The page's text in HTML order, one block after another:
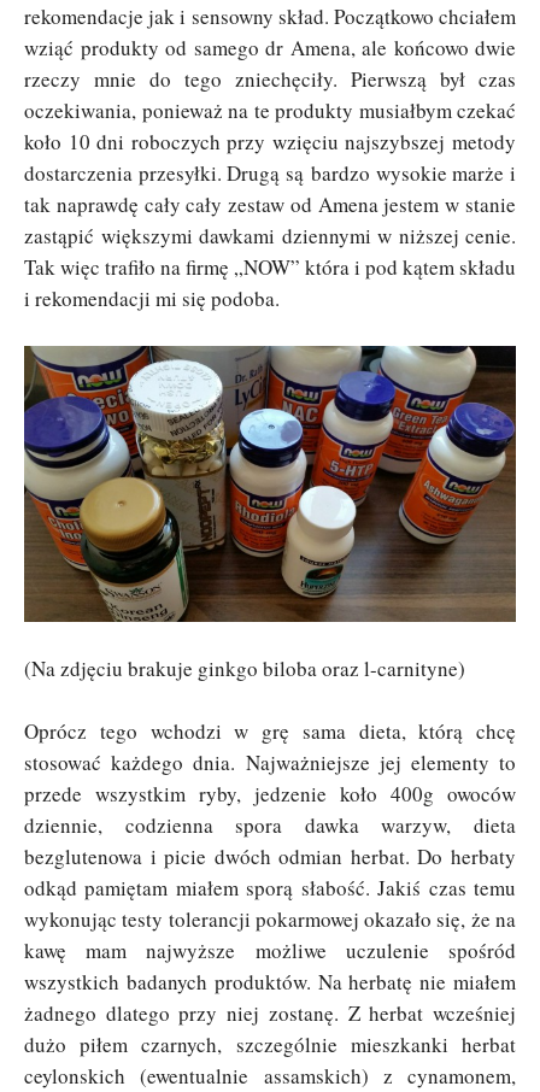
rekomendacje jak i sensowny skład. Początkowo chciałem
wziąć produkty od samego dr Amena, ale końcowo dwie
rzeczy mnie do tego zniechęciły. Pierwszą był czas
oczekiwania, ponieważ na te produkty musiałbym czekać
koło 10 dni roboczych przy wzięciu najszybszej metody
dostarczenia przesyłki. Drugą są bardzo wysokie marże i
tak naprawdę cały cały zestaw od Amena jestem w stanie
zastąpić większymi dawkami dziennymi w niższej cenie.
Tak więc trafiło na firmę „NOW” która i pod kątem składu
i rekomendacji mi się podoba.
(Na zdjęciu brakuje ginkgo biloba oraz l-carnityne)
Oprócz tego wchodzi w grę sama dieta, którą chcę
stosować każdego dnia. Najważniejsze jej elementy to
przede wszystkim ryby, jedzenie koło 400g owoców
dziennie, codzienna spora dawka warzyw, dieta
bezglutenowa i picie dwóch odmian herbat. Do herbaty
odkąd pamiętam miałem sporą słabość. Jakiś czas temu
wykonując testy tolerancji pokarmowej okazało się, że na
kawę mam najwyższe możliwe uczulenie spośród
wszystkich badanych produktów. Na herbatę nie miałem
żadnego dlatego przy niej zostanę. Z herbat wcześniej
dużo piłem czarnych, szczególnie mieszkanki herbat
ceylonskich (ewentualnie assamskich) z cynamonem,